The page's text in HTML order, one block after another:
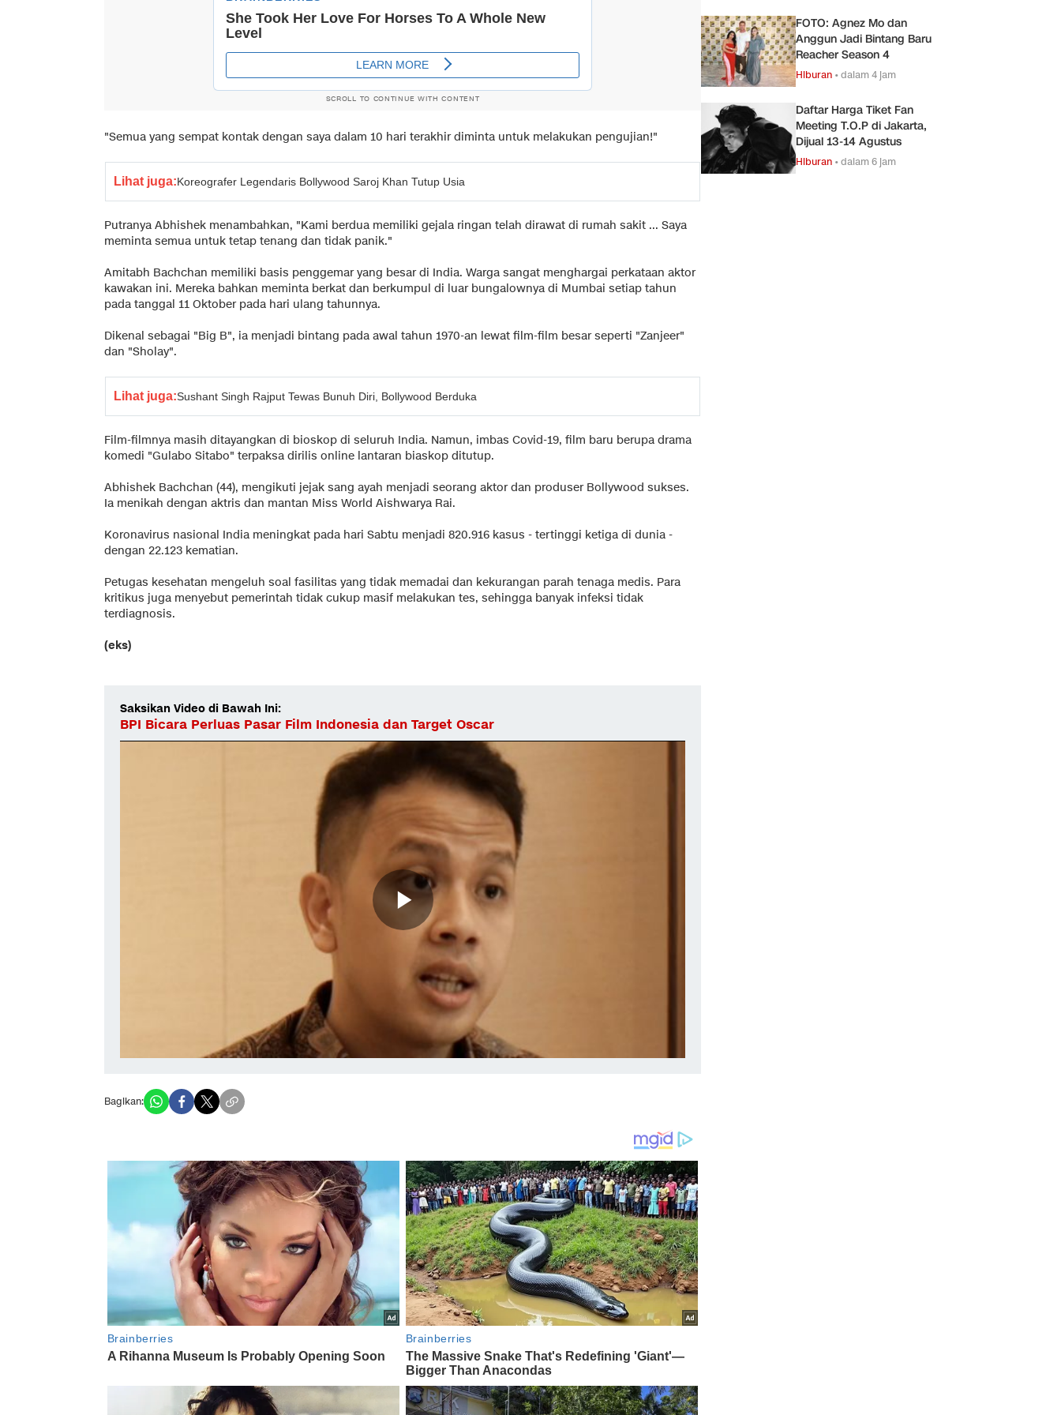
SCROLL TO CONTINUE WITH CONTENT
"Semua yang sempat kontak dengan saya dalam 10 hari terakhir diminta untuk melakukan pengujian!"
Lihat juga:Koreografer Legendaris Bollywood Saroj Khan Tutup Usia
Putranya Abhishek menambahkan, "Kami berdua memiliki gejala ringan telah dirawat di rumah sakit ... Saya
meminta semua untuk tetap tenang dan tidak panik."
Amitabh Bachchan memiliki basis penggemar yang besar di India. Warga sangat menghargai perkataan aktor
kawakan ini. Mereka bahkan meminta berkat dan berkumpul di luar bungalownya di Mumbai setiap tahun
pada tanggal 11 Oktober pada hari ulang tahunnya.
Dikenal sebagai "Big B", ia menjadi bintang pada awal tahun 1970-an lewat film-film besar seperti "Zanjeer"
dan "Sholay".
Lihat juga:Sushant Singh Rajput Tewas Bunuh Diri, Bollywood Berduka
Film-filmnya masih ditayangkan di bioskop di seluruh India. Namun, imbas Covid-19, film baru berupa drama
komedi "Gulabo Sitabo" terpaksa dirilis online lantaran biaskop ditutup.
Abhishek Bachchan (44), mengikuti jejak sang ayah menjadi seorang aktor dan produser Bollywood sukses.
Ia menikah dengan aktris dan mantan Miss World Aishwarya Rai.
Koronavirus nasional India meningkat pada hari Sabtu menjadi 820.916 kasus - tertinggi ketiga di dunia -
dengan 22.123 kematian.
Petugas kesehatan mengeluh soal fasilitas yang tidak memadai dan kekurangan parah tenaga medis. Para
kritikus juga menyebut pemerintah tidak cukup masif melakukan tes, sehingga banyak infeksi tidak
terdiagnosis.
(eks)
Saksikan Video di Bawah Ini:
BPI Bicara Perluas Pasar Film Indonesia dan Target Oscar
Bagikan:
FOTO: Agnez Mo dan
Anggun Jadi Bintang Baru
Reacher Season 4
Hiburan •dalam 4 jam
Daftar Harga Tiket Fan
Meeting T.O.P di Jakarta,
Dijual 13-14 Agustus
Hiburan •dalam 6 jam